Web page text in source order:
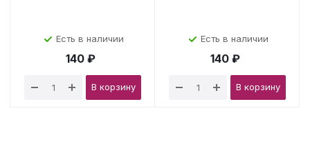
Есть в наличии
140 ₽
В корзину
Есть в наличии
140 ₽
В корзину